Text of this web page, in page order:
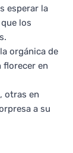
esperar la
los
orgánica de
florecer en
otras en
a su